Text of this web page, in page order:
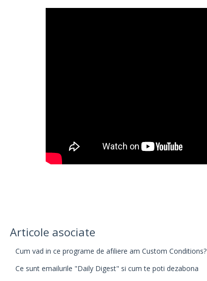
Articole asociate
Cum vad in ce programe de afiliere am Custom Conditions?
Ce sunt emailurile "Daily Digest" si cum te poti dezabona